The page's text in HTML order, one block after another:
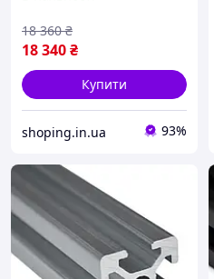
18 340₴
18 360 ₴
Купити
shoping.in.ua 93%